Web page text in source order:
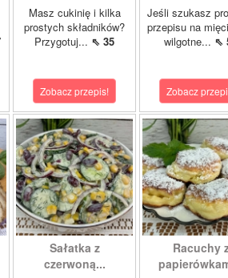
Masz cukinię i kilka
prostych składników?
Przygotuj... ⇖ 35
Zobacz przepis!
Jeśli szukasz
przepisu na
wilgotne... ⇖
Zobacz
Sałatka z
czerwoną...
Racuchy